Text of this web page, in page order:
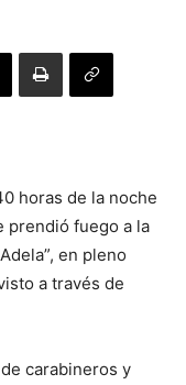
horas de la noche
prendió fuego a la
en pleno
a través de
carabineros y